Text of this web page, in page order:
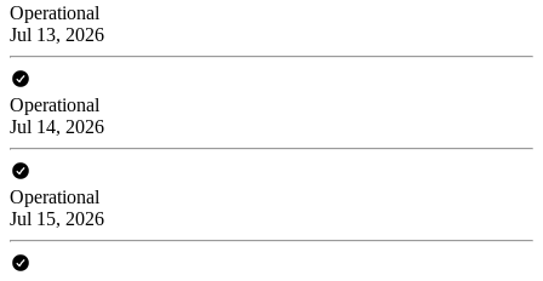
Operational
Jul 13, 2026
Operational
Jul 14, 2026
Operational
Jul 15, 2026